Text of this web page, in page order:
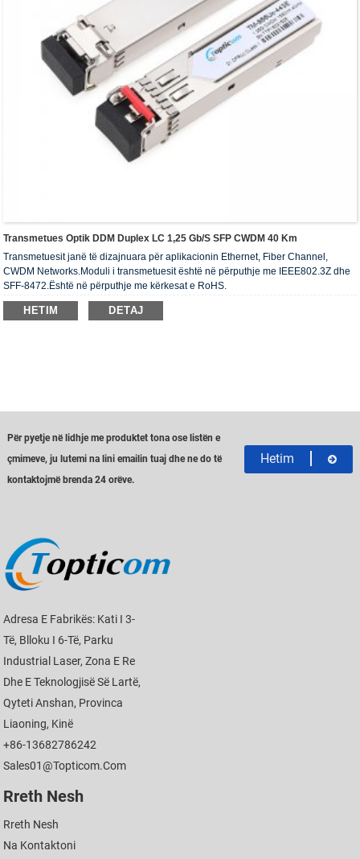
Transmetues Optik DDM Duplex LC 1,25 Gb/s SFP CWDM 40 Km
Transmetuesit janë të dizajnuara për aplikacionin Ethernet, Fiber Channel,
CWDM Networks.Moduli i transmetuesit është në përputhje me IEEE802.3Z dhe
SFF-8472.Është në përputhje me kërkesat e RoHS.
HETIM DETAJ
Për pyetje në lidhje me produktet tona ose listën e
çmimeve, ju lutemi na lini emailin tuaj dhe ne do të
kontaktojmë brenda 24 orëve.
Hetim
Adresa E Fabrikës: Kati I 3-
Të, Blloku I 6-Të, Parku
Industrial Laser, Zona E Re
Dhe E Teknologjisë Së Lartë,
Qyteti Anshan, Provinca
Liaoning, Kinë
+86-13682786242
Sales01@topticom.com
Rreth Nesh
Rreth Nesh
Na Kontaktoni